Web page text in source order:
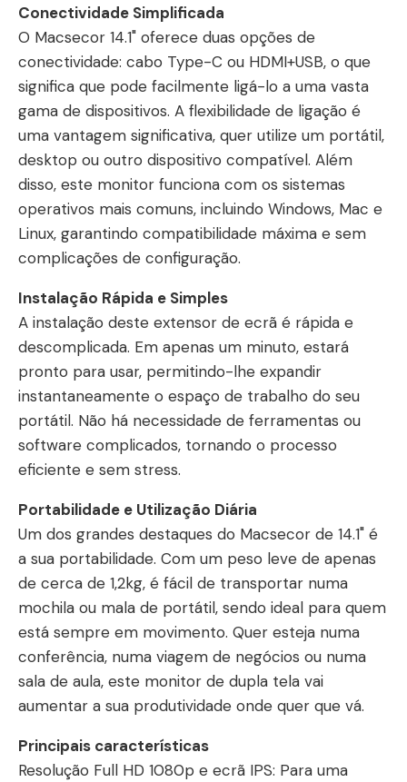
Conectividade Simplificada
O Macsecor 14.1" oferece duas opções de
conectividade: cabo Type-C ou HDMI+USB, o que
significa que pode facilmente ligá-lo a uma vasta
gama de dispositivos. A flexibilidade de ligação é
uma vantagem significativa, quer utilize um portátil,
desktop ou outro dispositivo compatível. Além
disso, este monitor funciona com os sistemas
operativos mais comuns, incluindo Windows, Mac e
Linux, garantindo compatibilidade máxima e sem
complicações de configuração.
Instalação Rápida e Simples
A instalação deste extensor de ecrã é rápida e
descomplicada. Em apenas um minuto, estará
pronto para usar, permitindo-lhe expandir
instantaneamente o espaço de trabalho do seu
portátil. Não há necessidade de ferramentas ou
software complicados, tornando o processo
eficiente e sem stress.
Portabilidade e Utilização Diária
Um dos grandes destaques do Macsecor de 14.1" é
a sua portabilidade. Com um peso leve de apenas
de cerca de 1,2kg, é fácil de transportar numa
mochila ou mala de portátil, sendo ideal para quem
está sempre em movimento. Quer esteja numa
conferência, numa viagem de negócios ou numa
sala de aula, este monitor de dupla tela vai
aumentar a sua produtividade onde quer que vá.
Principais características
Resolução Full HD 1080p e ecrã IPS: Para uma